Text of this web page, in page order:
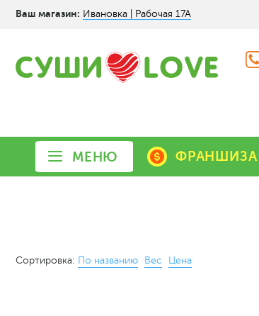
Ваш магазин: Ивановка | Рабочая 17А
МЕНЮ ФРАНШИЗА
Сортировка: По названию Вес Цена